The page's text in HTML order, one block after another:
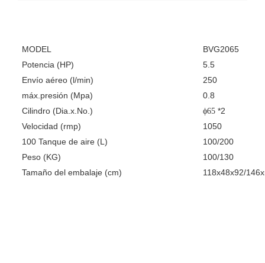
MODEL
BVG2065
Potencia (HP)
5.5
Envío aéreo (l/min)
250
máx.presión (Mpa)
0.8
Cilindro (Dia.x.No.)
ϕ65 *2
Velocidad (rmp)
1050
100 Tanque de aire (L)
100/200
Peso (KG)
100/130
Tamaño del embalaje (cm)
118x48x92/